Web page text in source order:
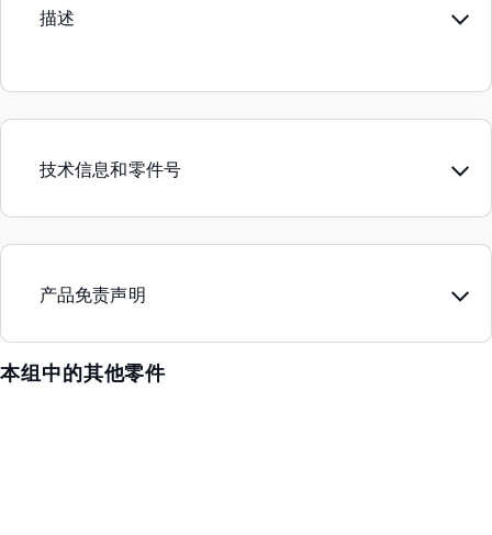
描述
技术信息和零件号
产品免责声明
本组中的其他零件